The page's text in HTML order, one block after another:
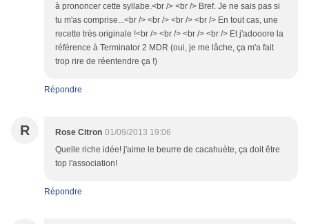
à prononcer cette syllabe.<br /> <br /> Bref. Je ne sais pas si
tu m'as comprise...<br /> <br /> <br /> <br /> En tout cas, une
recette très originale !<br /> <br /> <br /> <br /> Et j'adooore la
référence à Terminator 2 MDR (oui, je me lâche, ça m'a fait
trop rire de réentendre ça !)
Répondre
R Rose Citron 01/09/2013 19:06
Quelle riche idée! j'aime le beurre de cacahuète, ça doit être
top l'association!
Répondre